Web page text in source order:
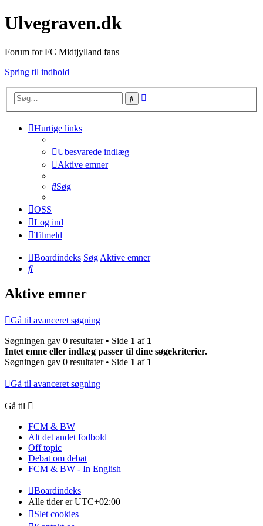
Ulvegraven.dk
Forum for FC Midtjylland fans
Spring til indhold
Søg
Hurtige links
Ubesvarede indlæg
Aktive emner
Søg
OSS
Log ind
Tilmeld
Boardindeks SøgAktive emner
Søg
Aktive emner
Gå til avanceret søgning
Søgningen gav 0 resultater • Side 1 af 1
Intet emne eller indlæg passer til dine søgekriterier.
Søgningen gav 0 resultater • Side 1 af 1
Gå til avanceret søgning
Gå til
FCM & BW
Alt det andet fodbold
Off topic
Debat om debat
FCM & BW - In English
Boardindeks
Alle tider erUTC+02:00
Slet cookies